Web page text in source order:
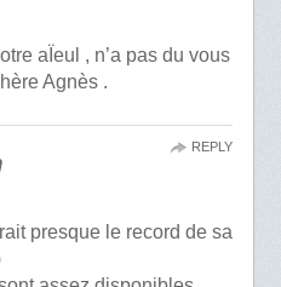
aÏeul , n’a pas du vous
Agnès .
presque le record de sa
REPLY